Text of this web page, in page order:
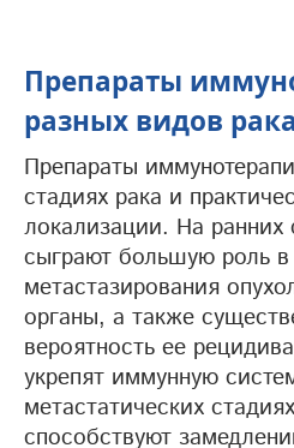
Препараты
разных видов рака
Препараты
стадиях рака и
локализации. На ранних
сыграют большую роль
метастазирования
органы, а также
вероятность ее
укрепят иммунную
метастатических
способствуют